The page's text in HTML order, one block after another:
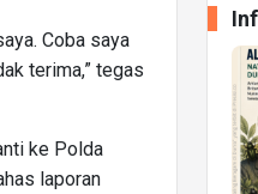
Coba saya
terima,” tegas
ke Polda
laporan